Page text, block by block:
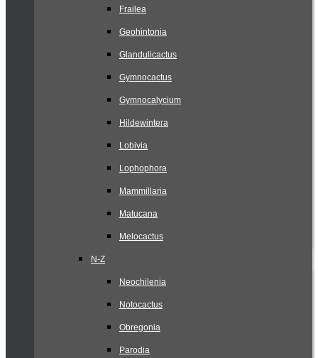
Frailea
Geohintonia
Glandulicactus
Gymnocactus
Gymnocalycium
Hildewintera
Lobivia
Lophophora
Mammillaria
Matucana
Melocactus
N-Z
Neochilenia
Notocactus
Obregonia
Parodia